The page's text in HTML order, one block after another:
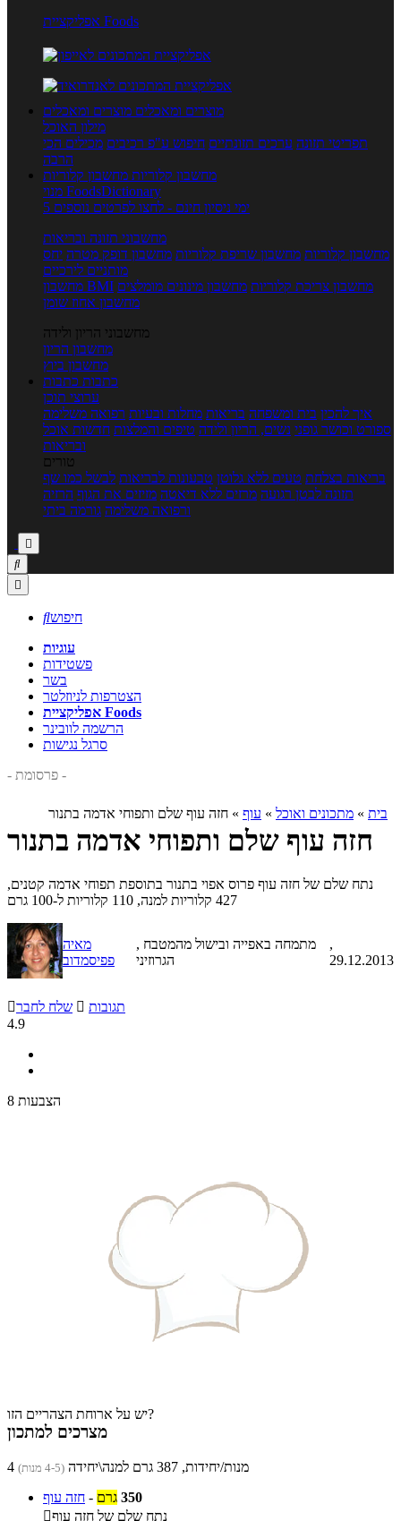
אפליקציית Foods
מוצרים ומאכלים מוצרים ומאכלים
מילון האוכל
תפריטי תזונה ערכים תזונתיים חיפוש ע"פ רכיבים מכילים הכי
הרבה
מחשבון קלוריות מחשבון קלוריות
מנוי FoodsDictionary
5 ימי ניסיון חינם - לחצו לפרטים נוספים
מחשבוני תזונה ובריאות
מחשבון קלוריות מחשבון שריפת קלוריות מחשבון דופק מטרה יחס
מותניים לירכיים
מחשבון BMI
מחשבון צריכת קלוריות מחשבון מינונים מומלצים
מחשבון אחוז שומן
מחשבוני הריון ולידה
מחשבון הריון
מחשבון ביוץ
כתבות כתבות
ערוצי תוכן
איך להכין בית ומשפחה בריאות מחלות ובעיות רפואה משלימה
ספורט וכושר גופני נשים, הריון ולידה טיפים והמלצות חדשות אוכל
ובריאות
טורים
בריאות בצלחת טעים ללא גלוטן טבעונות לבריאות לבשל כמו שף
תזונה לבטן רגועה מרזים ללא דיאטה מזיזים את הגוף הרזיה
ורפואה משלימה גורמה ביתי



חיפוש
עוגיות
פשטידות
בשר
הצטרפות לניוזלטר
אפליקציית Foods
הרשמה לוובינר
סרגל נגישות
- פרסומת -
בית » מתכונים ואוכל » עוף » חזה עוף שלם ותפוחי אדמה בתנור
חזה עוף שלם ותפוחי אדמה בתנור
נתח שלם של חזה עוף פרוס אפוי בתנור בתוספת תפוחי אדמה קטנים,
427 קלוריות למנה, 110 קלוריות ל-100 גרם
מאיה
פפיסמדוב
, מתמחה באפייה ובישול מהמטבח
הגרוזיני
,
29.12.2013
שלח לחבר  תגובות
4.9
8 הצבעות
יש על ארוחת הצהריים הזו?
מצרכים למתכון
4 מנות/יחידות, 387 גרם למנה\יחידה (4-5 מנות)
חזה עוף - 350 גרם
נתח שלם של חזה עוף